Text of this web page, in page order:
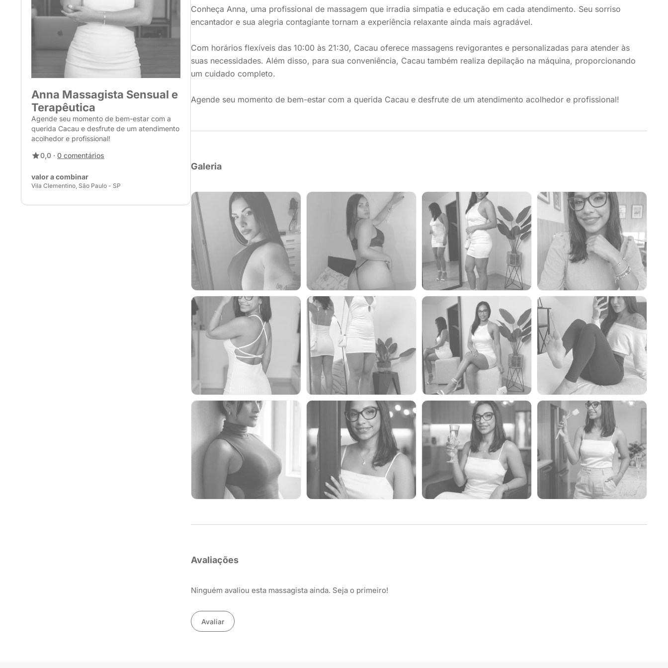
Anna Massagista Sensual e
Terapêutica
Agende seu momento de bem-estar com a
querida Cacau e desfrute de um atendimento
acolhedor e profissional!
0,0 · 0 comentários
valor a combinar
Vila Clementino, São Paulo - SP
Conheça Anna, uma profissional de massagem que irradia simpatia e educação em cada atendimento. Seu sorriso
encantador e sua alegria contagiante tornam a experiência relaxante ainda mais agradável.
Com horários flexíveis das 10:00 às 21:30, Cacau oferece massagens revigorantes e personalizadas para atender às
suas necessidades. Além disso, para sua conveniência, Cacau também realiza depilação na máquina, proporcionando
um cuidado completo.
Agende seu momento de bem-estar com a querida Cacau e desfrute de um atendimento acolhedor e profissional!
Galeria
Avaliações
Ninguém avaliou esta massagista ainda. Seja o primeiro!
Avaliar